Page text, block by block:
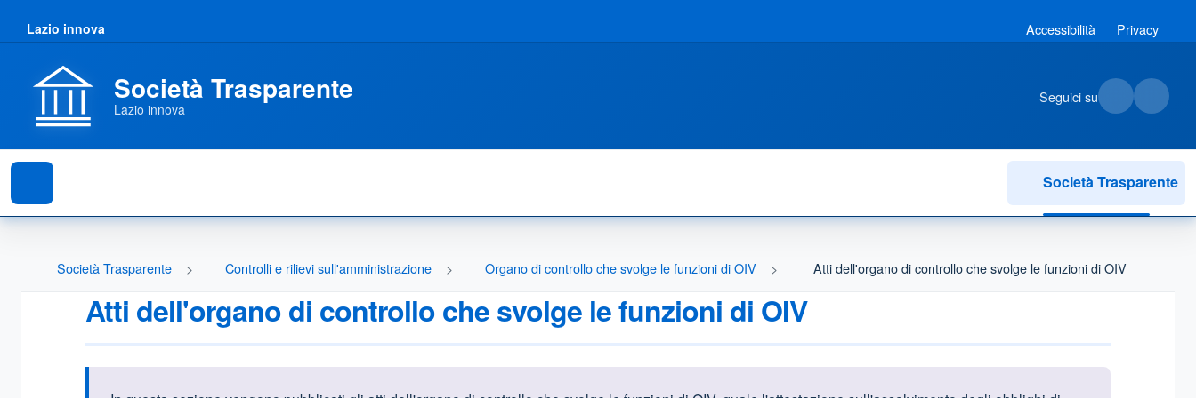
Lazio innova Accessibilità Privacy
Società Trasparente
Lazio innova
Seguici su
Società Trasparente
Società Trasparente Controlli e rilievi sull'amministrazione Organo di controllo che svolge le funzioni di OIV Atti dell'organo di controllo che svolge le funzioni di OIV
Atti dell'organo di controllo che svolge le funzioni di OIV